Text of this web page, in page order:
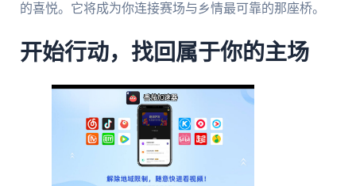
的喜悦。它将成为你连接赛场与乡情最可靠的那座桥。
开始行动，找回属于你的主场